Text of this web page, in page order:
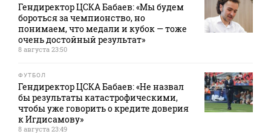
Гендиректор ЦСКА Бабаев: «Мы будем
бороться за чемпионство, но
понимаем, что медали и кубок — тоже
очень достойный результат»
8 августа 23:50
ФУТБОЛ
Гендиректор ЦСКА Бабаев: «Не назвал
бы результаты катастрофическими,
чтобы уже говорить о кредите доверия
к Игдисамову»
8 августа 23:49